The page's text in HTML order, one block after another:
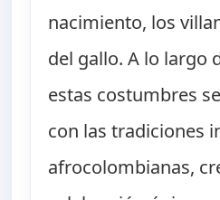
nacimiento, los
del gallo. A lo largo
estas costumbres
con las tradiciones
afrocolombianas,